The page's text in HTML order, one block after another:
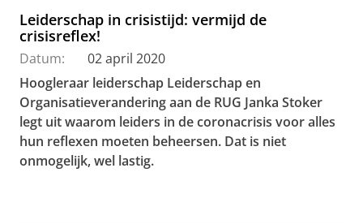
Leiderschap in crisistijd: vermijd de
crisisreflex!
Datum:
02 april 2020
Hoogleraar leiderschap Leiderschap en
Organisatieverandering aan de RUG Janka Stoker
legt uit waarom leiders in de coronacrisis voor alles
hun reflexen moeten beheersen. Dat is niet
onmogelijk, wel lastig.